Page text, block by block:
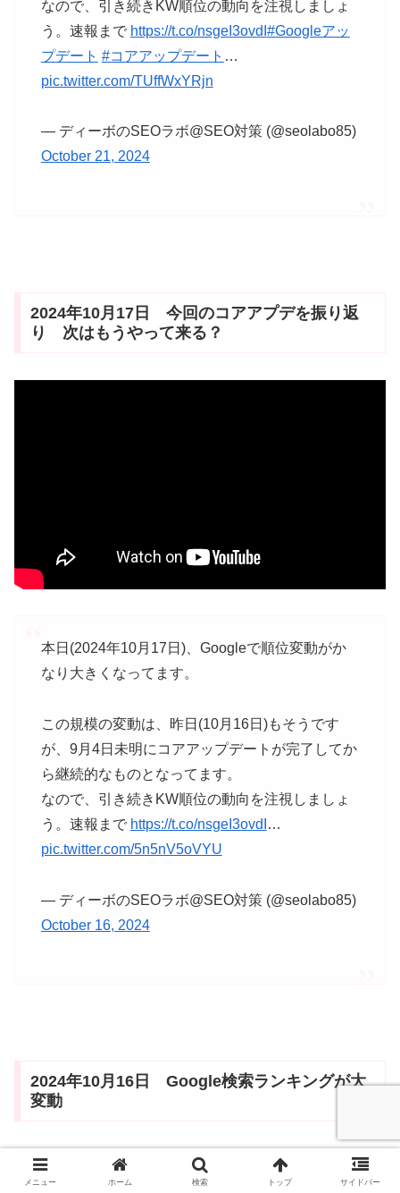
なので、引き続きKW順位の動向を注視しましょ
う。速報まで https://t.co/nsgeI3ovdI #Googleアッ
プデート #コアアップデート …
pic.twitter.com/TUffWxYRjn
— ディーボのSEOラボ@SEO対策 (@seolabo85)
October 21, 2024
2024年10月17日 今回のコアアプデを振り返
り 次はもうやって来る？
本日(2024年10月17日)、Googleで順位変動がか
なり大きくなってます。
この規模の変動は、昨日(10月16日)もそうです
が、9月4日未明にコアアップデートが完了してか
ら継続的なものとなってます。
なので、引き続きKW順位の動向を注視しましょ
う。速報まで https://t.co/nsgeI3ovdI …
pic.twitter.com/5n5nV5oVYU
— ディーボのSEOラボ@SEO対策 (@seolabo85)
October 16, 2024
2024年10月16日 Google検索ランキングが大
変動
本日(2024年10月16日)、Googleで順位変動がか
メニュー ホーム 検索 トップ サイドバー